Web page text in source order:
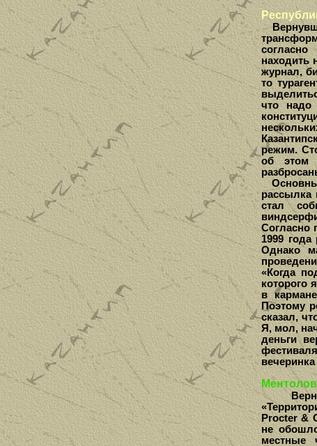
находить
журнал,
то
что надо
режим.
об этом
рассылка
стал
Согласно
1999
Однако
«Когда
которого
в
Поэтому
сказал,
Я, мол,
деньги
вечеринка
Procter &
не
местные